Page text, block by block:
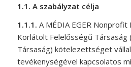
1.1. A szabályzat célja
1.1.1. A MÉDIA EGER
Korlátolt Felelősségű Társaság
Társaság) kötelezettséget
tevékenységével kapcsolatos